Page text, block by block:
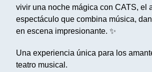
vivir una noche mágica con CATS, el
espectáculo que combina música,
en escena impresionante. ✨
Una experiencia única para los
teatro musical.